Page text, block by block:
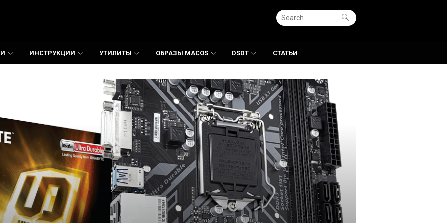
Search
for:
Search
ИНСТРУКЦИИ УТИЛИТЫ ОБРАЗЫ MACOS DSDT СТАТЬИ